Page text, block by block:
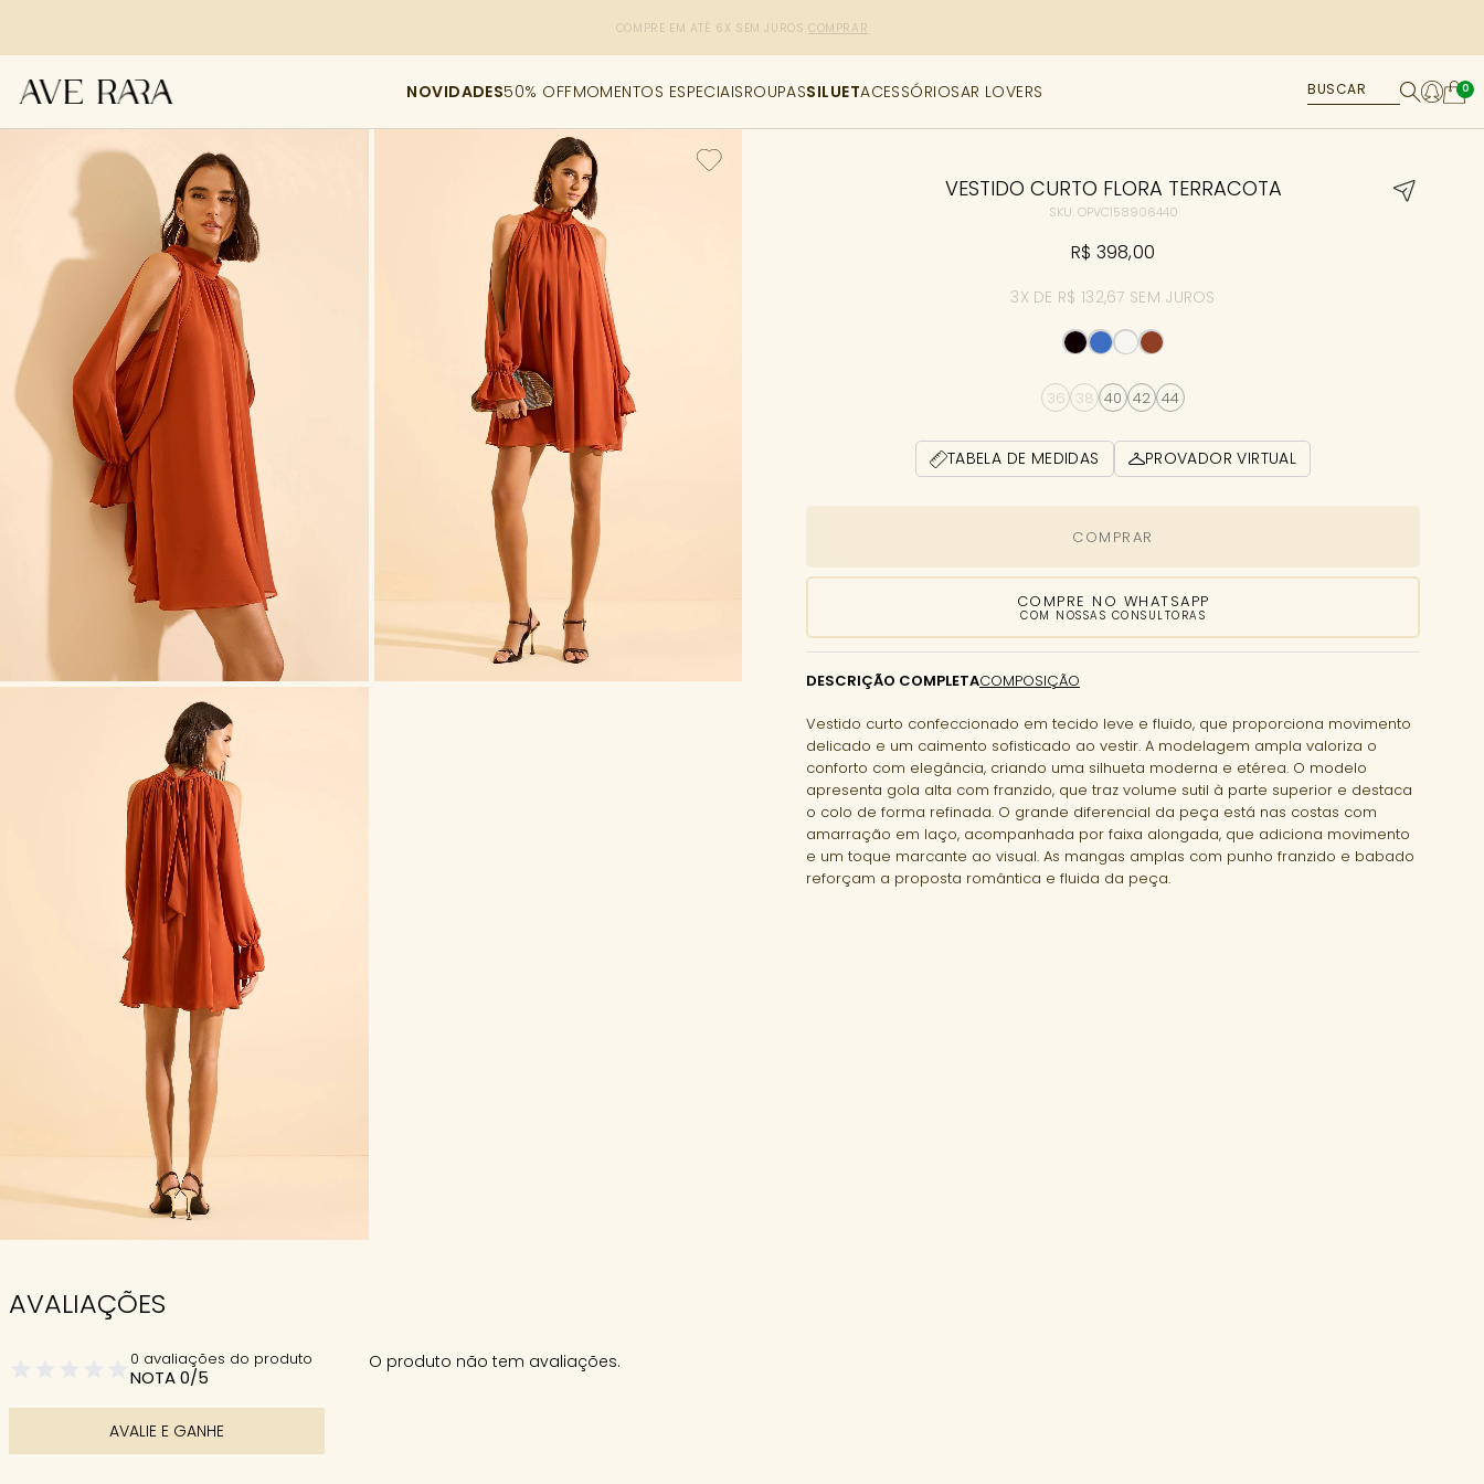
R$50,00 DE DESCONTO CUPOM: PRIMEIRACOMPRA[copiar cupom]
NOVIDADES50% OFFMOMENTOS ESPECIAISROUPASSILUETACESSÓRIOSAR LOVERS 0
VESTIDO CURTO FLORA TERRACOTA
SKU: OPVC158906440
R$ 398,00
3X DE R$ 132,67 SEM JUROS
36 38 40 42 44
TABELA DE MEDIDAS PROVADOR VIRTUAL
COMPRAR
COMPRE NO WHATSAPP
COM NOSSAS CONSULTORAS
DESCRIÇÃO COMPLETACOMPOSIÇÃO
Vestido curto confeccionado em tecido leve e fluido, que proporciona movimento
delicado e um caimento sofisticado ao vestir. A modelagem ampla valoriza o
conforto com elegância, criando uma silhueta moderna e etérea. O modelo
apresenta gola alta com franzido, que traz volume sutil à parte superior e destaca
o colo de forma refinada. O grande diferencial da peça está nas costas com
amarração em laço, acompanhada por faixa alongada, que adiciona movimento
e um toque marcante ao visual. As mangas amplas com punho franzido e babado
reforçam a proposta romântica e fluida da peça.
AVALIAÇÕES
0 avaliações do produto
NOTA 0/5
AVALIE E GANHE
O produto não tem avaliações.